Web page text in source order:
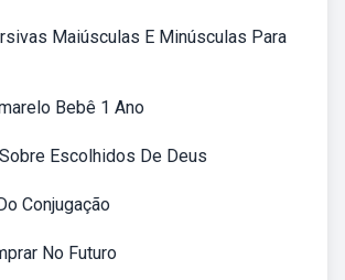
Maiúsculas E Minúsculas Para
Bebê 1 Ano
Escolhidos De Deus
Conjugação
No Futuro